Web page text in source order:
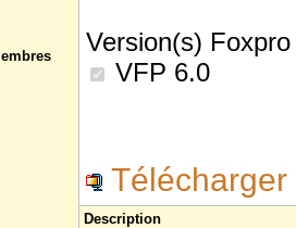
Version(s)
VFP 6.0
Télécharger
Description